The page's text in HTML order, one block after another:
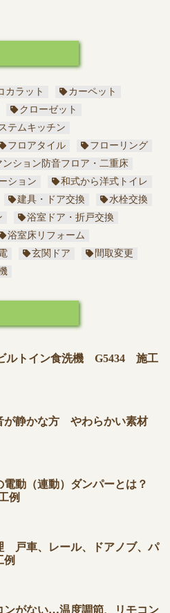
カラット
カーペット
クローゼット
テムキッチン
フロアタイル
フローリング
ンション防音フロア・二重床
ション
和式から洋式トイレ
建具・ドア交換
水栓交換
浴室ドア・折戸交換
浴室床リフォーム
玄関ドア
間取変更
ルトイン食洗機 G5434 施工
静かな方 やわらかい素材
電動（連動）ダンパーとは？
例
戸車、レール、ドアノブ、パ
ンがない…温度調節、リモコン